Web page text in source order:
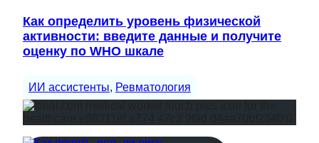
Как определить уровень физической
активности: введите данные и получите
оценку по WHO шкале
ИИ ассистенты, Ревматология